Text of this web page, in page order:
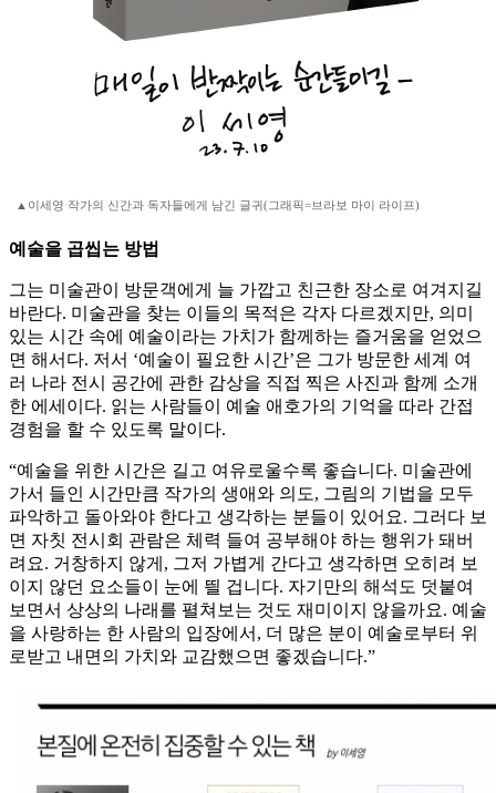
▲이세영 작가의 신간과 독자들에게 남긴 글귀(그래픽=브라보 마이 라이프)
예술을 곱씹는 방법
그는 미술관이 방문객에게 늘 가깝고 친근한 장소로 여겨지길
바란다. 미술관을 찾는 이들의 목적은 각자 다르겠지만, 의미
있는 시간 속에 예술이라는 가치가 함께하는 즐거움을 얻었으
면 해서다. 저서 ‘예술이 필요한 시간’은 그가 방문한 세계 여
러 나라 전시 공간에 관한 감상을 직접 찍은 사진과 함께 소개
한 에세이다. 읽는 사람들이 예술 애호가의 기억을 따라 간접
경험을 할 수 있도록 말이다.
“예술을 위한 시간은 길고 여유로울수록 좋습니다. 미술관에
가서 들인 시간만큼 작가의 생애와 의도, 그림의 기법을 모두
파악하고 돌아와야 한다고 생각하는 분들이 있어요. 그러다 보
면 자칫 전시회 관람은 체력 들여 공부해야 하는 행위가 돼버
려요. 거창하지 않게, 그저 가볍게 간다고 생각하면 오히려 보
이지 않던 요소들이 눈에 띌 겁니다. 자기만의 해석도 덧붙여
보면서 상상의 나래를 펼쳐보는 것도 재미이지 않을까요. 예술
을 사랑하는 한 사람의 입장에서, 더 많은 분이 예술로부터 위
로받고 내면의 가치와 교감했으면 좋겠습니다.”